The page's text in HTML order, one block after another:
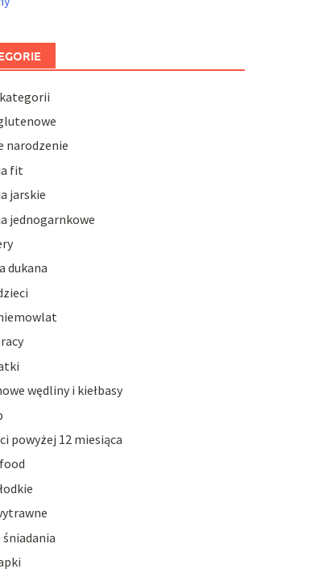
narodzenie
fit
jarskie
jednogarnkowe
dukana
wędliny i kiełbasy
powyżej 12 miesiąca
śniadania